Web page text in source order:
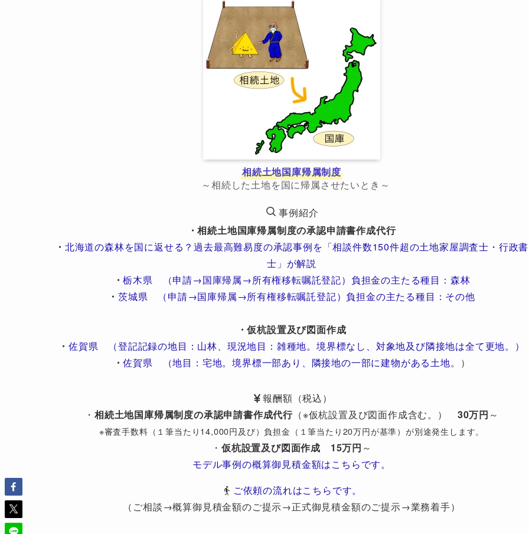
相続土地国庫帰属制度
～相続した土地を国に帰属させたいとき～
事例紹介
・相続土地国庫帰属制度の承認申請書作成代行
・ 北海道の森林を国に返せる？過去最高難易度の承認事例を「相談件数150件超の土地家屋調査士・行政書
士」が解説
・栃木県 （申請→国庫帰属→所有権移転嘱託登記）負担金の主たる種目：森林
・ 茨城県 （申請→国庫帰属→所有権移転嘱託登記）負担金の主たる種目：その他
・仮杭設置及び図面作成
・ 佐賀県 （登記記録の地目：山林、現況地目：雑種地。境界標なし、対象地及び隣接地は全て更地。）
・佐賀県 （地目：宅地。境界標一部あり、隣接地の一部に建物がある土地。 ）
報酬額（税込）
・相続土地国庫帰属制度の承認申請書作成代行 （※仮杭設置及び図面作成含む。） 30万円 ～
※審査手数料（１筆当たり14,000円及び）負担金（１筆当たり20万円が基準）が別途発生します。
・ 仮杭設置及び図面作成 15万円 ～
モデル事例の概算御見積金額はこちらです。
ご依頼の流れはこちらです。
（ご相談→概算御見積金額のご提示→正式御見積金額のご提示→業務着手）